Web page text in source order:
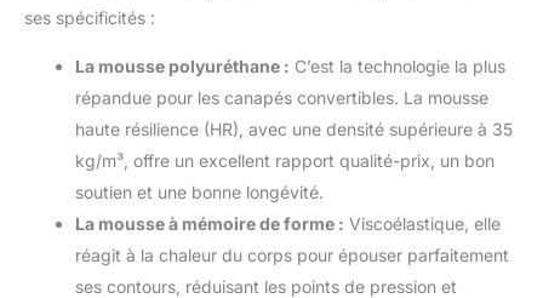
ses spécificités :
La mousse polyuréthane : C’est la technologie la plus
répandue pour les canapés convertibles. La mousse
haute résilience (HR), avec une densité supérieure à 35
kg/m³, offre un excellent rapport qualité-prix, un bon
soutien et une bonne longévité.
La mousse à mémoire de forme : Viscoélastique, elle
réagit à la chaleur du corps pour épouser parfaitement
ses contours, réduisant les points de pression et